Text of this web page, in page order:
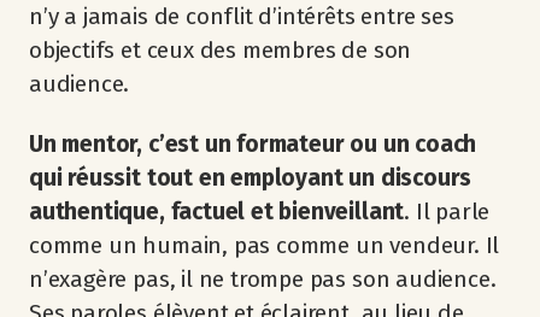
n’y a jamais de conflit d’intérêts entre ses
objectifs et ceux des membres de son
audience.
Un mentor, c’est un formateur ou un coach
qui réussit tout en employant un discours
authentique, factuel et bienveillant. Il parle
comme un humain, pas comme un vendeur. Il
n’exagère pas, il ne trompe pas son audience.